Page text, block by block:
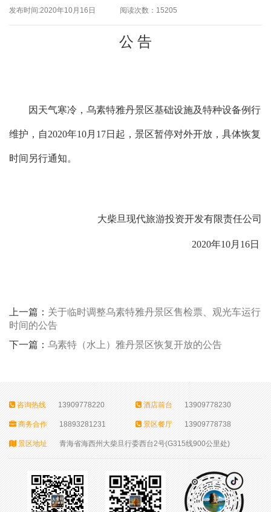
发布时间:2020年10月16日 阅读次数：15205
公 告
因天气寒冷，乌素特雅丹景区基础设施及特种设备例行
维护，自2020年10月17日起，景区暂停对外开放，具体恢复
时间另行通知。
大柴旦现代旅游投资开发有限责任公司
2020年10月16日
上一篇： 关于临时调整乌素特雅丹景区售检票、观光车运行
时间的公告
下一篇： 乌素特（水上）雅丹景区恢复开放的公告
咨询热线 13909778220 酒店前台 13909778230
商务合作 18893281231 景区餐厅 13909778738
景区地址 青海省海西州大柴旦行委西台2号(G315线900公里处)